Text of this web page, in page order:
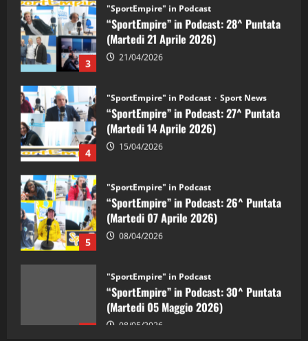
3
“SportEmpire” in Podcast: 28^ Puntata
(Martedi 21 Aprile 2026)
21/04/2026
4
“SportEmpire” in Podcast: 27^ Puntata
(Martedi 14 Aprile 2026)
15/04/2026
5
“SportEmpire” in Podcast: 26^ Puntata
(Martedi 07 Aprile 2026)
08/04/2026
“SportEmpire” in Podcast: 30^ Puntata
(Martedi 05 Maggio 2026)
08/05/2026